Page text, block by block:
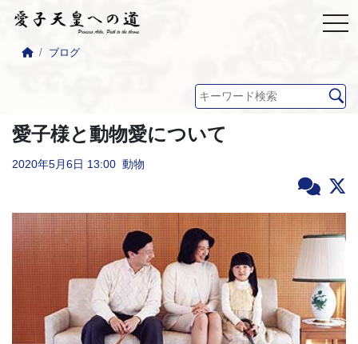
ブログ
愛子様と動物愛について
2020年5月6日 13:00 動物